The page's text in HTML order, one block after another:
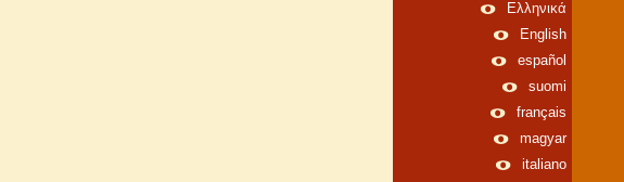
Ελληνικά
English
español
suomi
français
magyar
italiano